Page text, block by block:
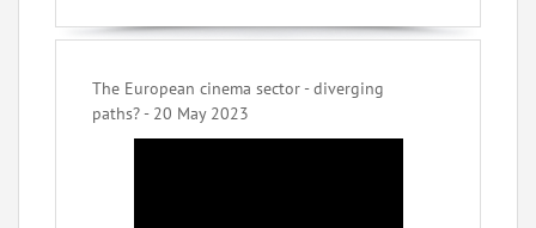
The European cinema sector - diverging
paths? - 20 May 2023